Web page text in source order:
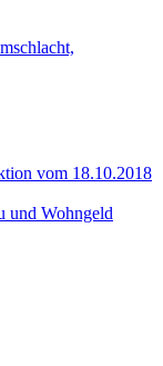
vom 18.10.2018
und Wohngeld